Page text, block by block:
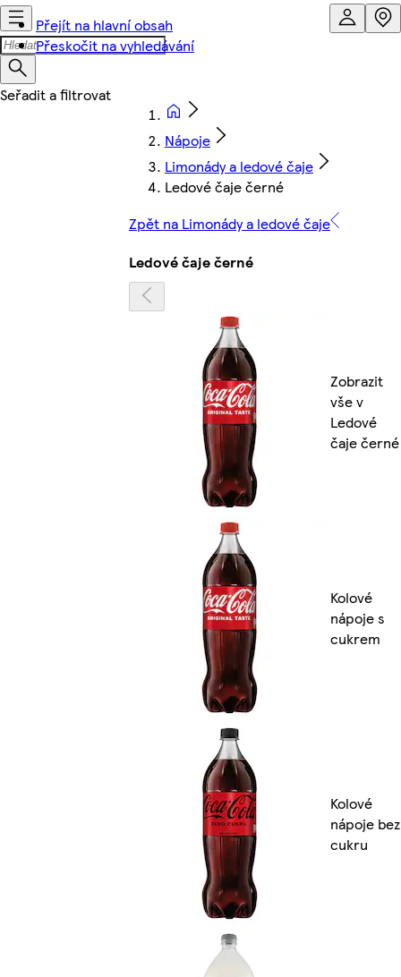
Přejít na hlavní obsah
Přeskočit na vyhledávání
Nápoje
Limonády a ledové čaje
Ledové čaje černé
Zpět na Limonády a ledové čaje
Ledové čaje černé
Zobrazit
vše v
Ledové
čaje černé
Kolové
nápoje s
cukrem
Kolové
nápoje bez
cukru